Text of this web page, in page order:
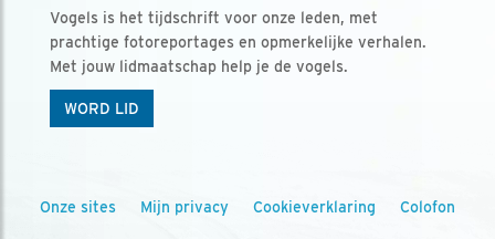
Vogels is het tijdschrift voor onze leden, met
prachtige fotoreportages en opmerkelijke verhalen.
Met jouw lidmaatschap help je de vogels.
WORD LID
Onze sites Mijn privacy Cookieverklaring Colofon